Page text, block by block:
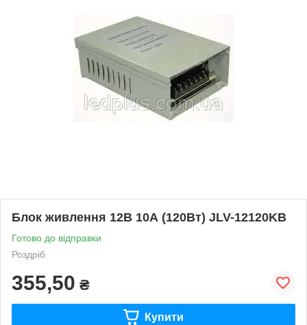
Блок живлення 12В 10А (120Вт) JLV-12120KB
Готово до відправки
Роздріб
355,50 ₴
Купити